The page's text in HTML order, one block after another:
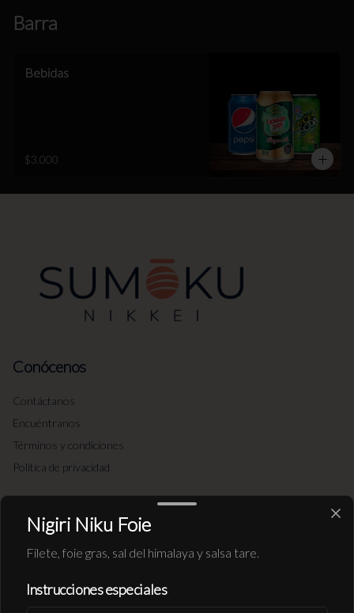
Barra
Bebidas
$3.000
Conócenos
Contáctanos
Encuéntranos
Términos y condiciones
Política de privacidad
Instagram
Facebook
Mi cuenta
Nigiri Niku Foie
Filete, foie gras, sal del himalaya y salsa tare.
Instrucciones especiales